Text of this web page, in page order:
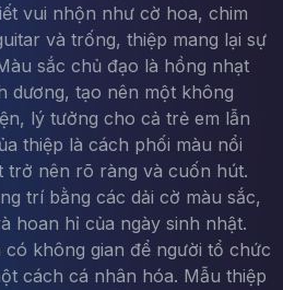
vui nhộn như cờ hoa, chim
và trống, thiệp mang lại sự
sắc chủ đạo là hồng nhạt
dương, tạo nên một không
lý tưởng cho cả trẻ em lẫn
thiệp là cách phối màu nổi
trở nên rõ ràng và cuốn hút.
trí bằng các dải cờ màu sắc,
hoan hỉ của ngày sinh nhật.
không gian để người tổ chức
cách cá nhân hóa. Mẫu thiệp